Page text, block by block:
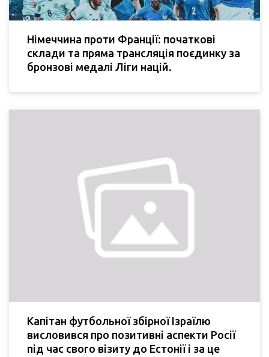
Німеччина проти Франції: початкові
склади та пряма трансляція поєдинку за
бронзові медалі Ліги націй.
Капітан футбольної збірної Ізраїлю
висловився про позитивні аспекти Росії
під час свого візиту до Естонії і за це